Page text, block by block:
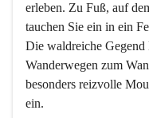
erleben. Zu Fuß, auf
tauchen Sie ein in ein
Die waldreiche Gegend
Wanderwegen zum
besonders reizvolle
ein.